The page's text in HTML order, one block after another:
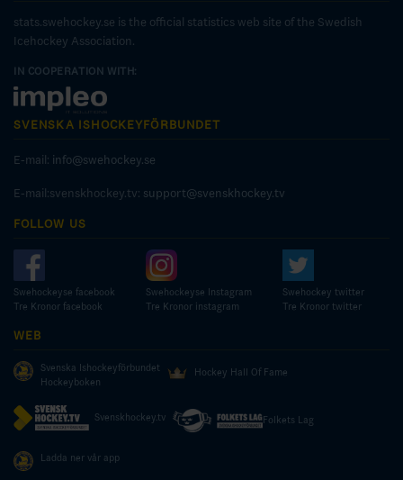
stats.swehockey.se is the official statistics web site of the Swedish
Icehockey Association.
IN COOPERATION WITH:
SVENSKA ISHOCKEYFÖRBUNDET
E-mail: info@swehockey.se
E-mail:svenskhockey.tv: support@svenskhockey.tv
FOLLOW US
Swehockeyse facebook
Tre Kronor facebook
Swehockeyse Instagram
Tre Kronor instagram
Swehockey twitter
Tre Kronor twitter
WEB
Svenska Ishockeyförbundet
Hockeyboken
Hockey Hall Of Fame
Svenskhockey.tv Folkets Lag
Ladda ner vår app